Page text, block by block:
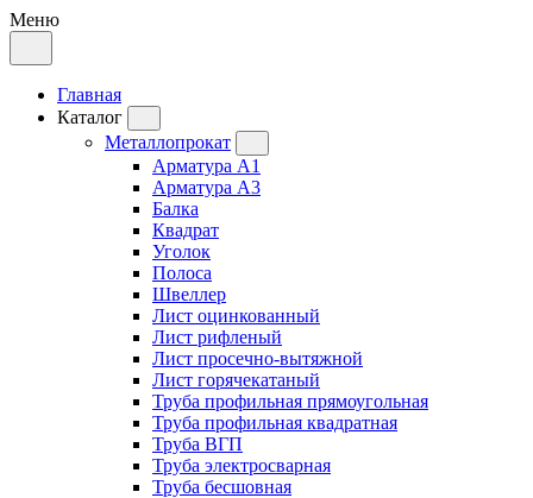
Меню
Главная
Каталог
Металлопрокат
Арматура А1
Арматура А3
Балка
Квадрат
Уголок
Полоса
Швеллер
Лист оцинкованный
Лист рифленый
Лист просечно-вытяжной
Лист горячекатаный
Труба профильная прямоугольная
Труба профильная квадратная
Труба ВГП
Труба электросварная
Труба бесшовная